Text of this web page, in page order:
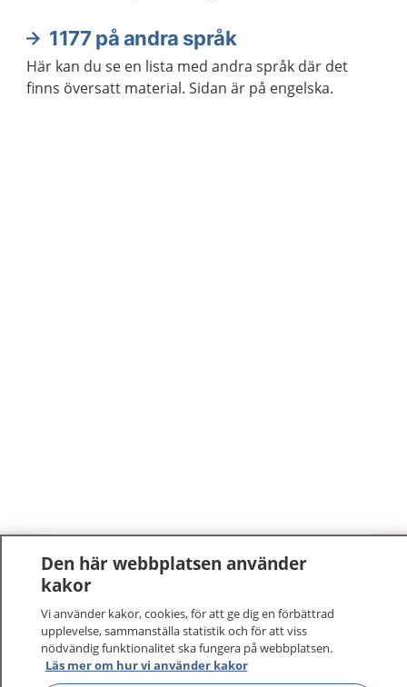
1177 på andra språk
Här kan du se en lista med andra språk där det
finns översatt material. Sidan är på engelska.
1177 –tryggt om din hälsa och vård
På 1177.se får du råd om hälsa och information om
sjukdomar och vilka mottagningar du kan kontakta.
Logga in för att läsa din journal och göra dina
Den här webbplatsen använder
kakor
Vi använder kakor, cookies, för att ge dig en förbättrad
upplevelse, sammanställa statistik och för att viss
nödvändig funktionalitet ska fungera på webbplatsen.
Läs mer om hur vi använder kakor